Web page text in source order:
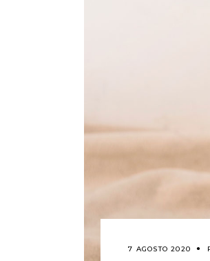
7 AGOSTO 2020